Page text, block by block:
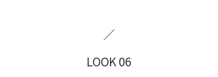
／
LOOK 06